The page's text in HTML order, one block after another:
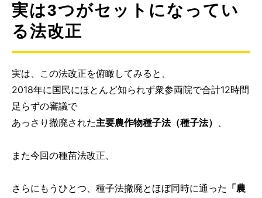
実は3つがセットになってい
る法改正
実は、この法改正を俯瞰してみると、
2018年に国民にほとんど知られず衆参両院で合計12時間
足らずの審議で
あっさり撤廃された主要農作物種子法（種子法） 、
また今回の種苗法改正、
さらにもうひとつ、種子法撤廃とほぼ同時に通った 「農